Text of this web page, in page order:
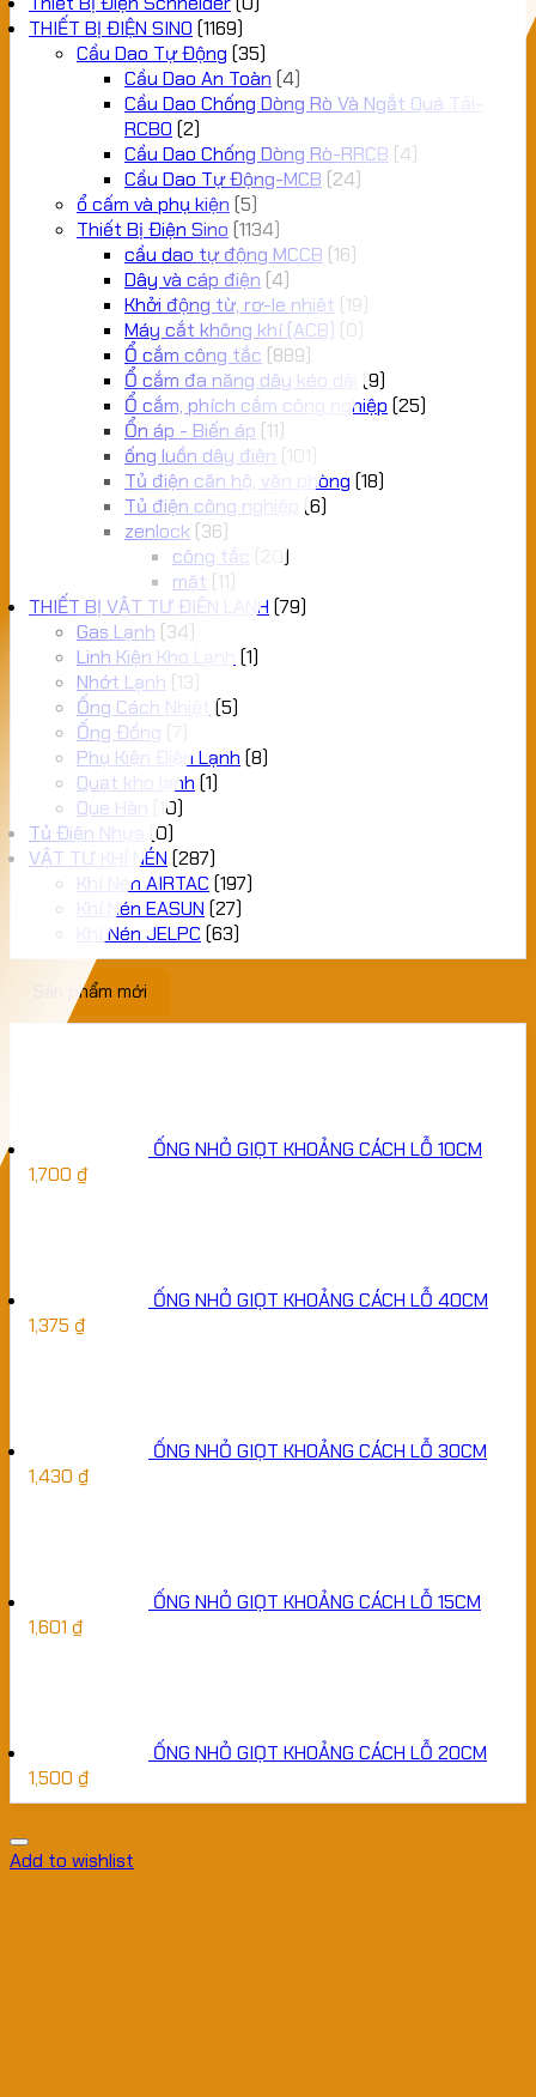
THIẾT BỊ ĐIỆN SINO (1169)
Cầu Dao Tự Động (35)
Cầu Dao An Toàn (4)
Cầu Dao Chống Dòng Rò Và Ngắt Quá Tải-
RCBO (2)
Cầu Dao Chống Dòng Rò-RRCB (4)
Cầu Dao Tự Động-MCB (24)
ổ cấm và phụ kiện (5)
Thiết Bị Điện Sino (1134)
cầu dao tự động MCCB (16)
Dây và cáp điện (4)
Khởi động từ, rơ-le nhiệt (19)
Máy cắt không khí (ACB) (0)
Ổ cắm công tắc (889)
Ổ cắm đa năng dây kéo dài
(9)
Ổ cắm, phích cắm công nghiệp (25)
Ổn áp - Biến áp (11)
ống luồn dây điện (101)
Tủ điện căn hộ, văn phòng (18)
Tủ điện công nghiệp
(6)
zenlock (36)
công tắc
(20)
mặt (11)
THIẾT BỊ VẬT TƯ ĐIỆN LẠNH (79)
Gas Lạnh (34)
Linh Kiện Kho Lạnh
(1)
Nhớt Lạnh (13)
Ống Cách Nhiệt
(5)
Ống Đồng
Phụ Kiện Điện Lạnh (8)
Quạt kho lạnh (1)
Que Hàn
(10)
Tủ Điện Nhựa
(0)
VẬT TƯ KHÍ NÉN (287)
Khí Nén AIRTAC (197)
Khí Nén EASUN (27)
Khí Nén JELPC (63)
Sản phẩm mới
ỐNG NHỎ GIỌT KHOẢNG CÁCH LỖ 10CM
1,700 ₫
ỐNG NHỎ GIỌT KHOẢNG CÁCH LỖ 40CM
1,375 ₫
ỐNG NHỎ GIỌT KHOẢNG CÁCH LỖ 30CM
1,430 ₫
ỐNG NHỎ GIỌT KHOẢNG CÁCH LỖ 15CM
1,601 ₫
ỐNG NHỎ GIỌT KHOẢNG CÁCH LỖ 20CM
1,500 ₫
Add to wishlist